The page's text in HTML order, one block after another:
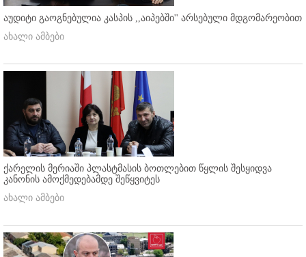
აუდიტი გაოგნებულია კასპის ,,აიპებში'' არსებული მდგომარეობით
ახალი ამბები
ქარელის მერიაში პლასტმასის ბოთლებით წყლის შესყიდვა
კანონის ამოქმედებამდე შეწყვიტეს
ახალი ამბები